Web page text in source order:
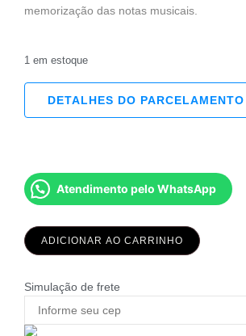
memorização das notas musicais.
1 em estoque
DETALHES DO PARCELAMENTO
Atendimento pelo WhatsApp
ADICIONAR AO CARRINHO
Simulação de frete